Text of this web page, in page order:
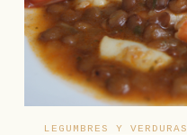
LEGUMBRES Y VERDURAS